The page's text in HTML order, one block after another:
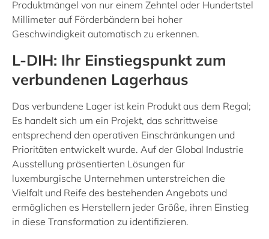
Produktmängel von nur einem Zehntel oder Hundertstel
Millimeter auf Förderbändern bei hoher
Geschwindigkeit automatisch zu erkennen.
L-DIH: Ihr Einstiegspunkt zum
verbundenen Lagerhaus
Das verbundene Lager ist kein Produkt aus dem Regal;
Es handelt sich um ein Projekt, das schrittweise
entsprechend den operativen Einschränkungen und
Prioritäten entwickelt wurde. Auf der Global Industrie
Ausstellung präsentierten Lösungen für
luxemburgische Unternehmen unterstreichen die
Vielfalt und Reife des bestehenden Angebots und
ermöglichen es Herstellern jeder Größe, ihren Einstieg
in diese Transformation zu identifizieren.